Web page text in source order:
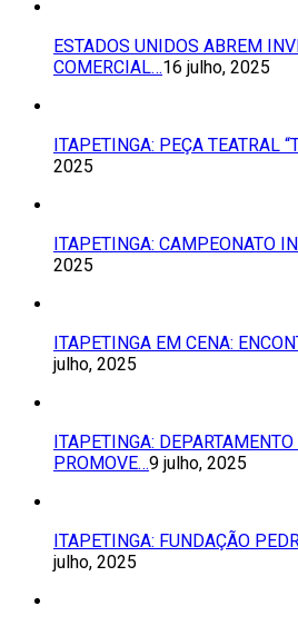
ESTADOS UNIDOS ABREM
COMERCIAL…16 julho, 2025
ITAPETINGA: PEÇA TEATRAL
2025
ITAPETINGA: CAMPEONATO
2025
ITAPETINGA EM CENA:
julho, 2025
ITAPETINGA: DEPARTAMENTO
PROMOVE…9 julho, 2025
ITAPETINGA: FUNDAÇÃO
julho, 2025